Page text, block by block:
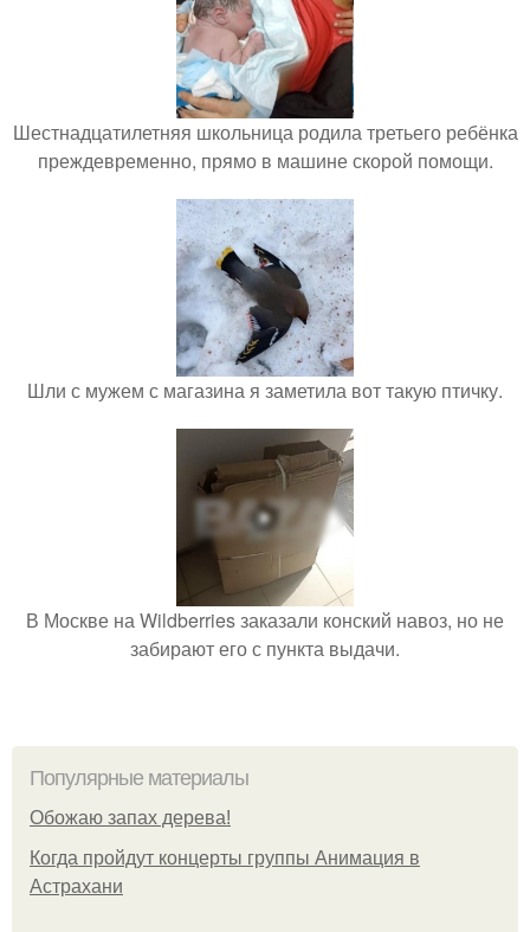
Шестнадцатилетняя школьница родила третьего ребёнка
преждевременно, прямо в машине скорой помощи.
Шли с мужем с магазина я заметила вот такую птичку.
В Москве на Wildberries заказали конский навоз, но не
забирают его с пункта выдачи.
Популярные материалы
Обожaю зaпах деpева!
Когда пройдут концерты группы Анимация в
Астрахани